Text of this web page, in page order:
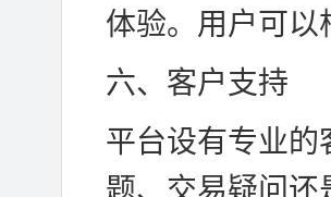
体验。用户可以
六、客户支持
平台设有专业
题、交易疑问还